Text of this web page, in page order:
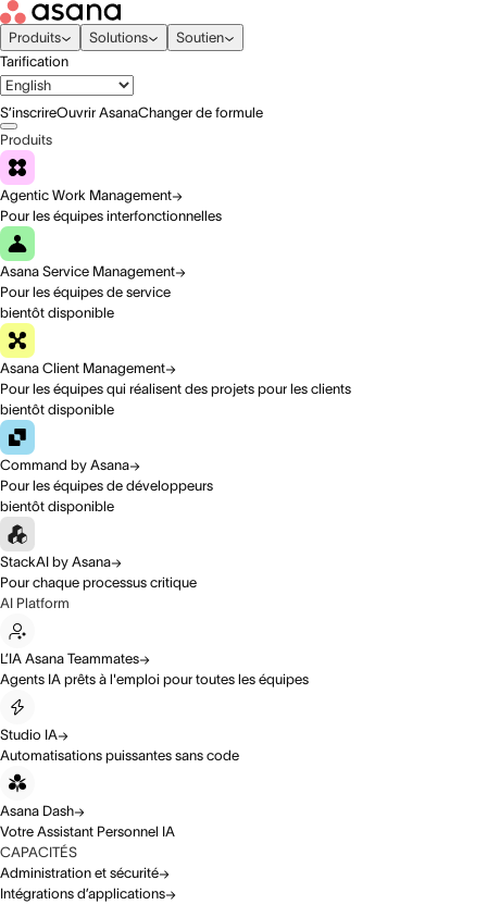
Produits Solutions
Soutien
Tarification
S’inscrireOuvrir AsanaChanger de formule
Produits
Agentic Work Management
Pour les équipes interfonctionnelles
Asana Service Management
Pour les équipes de service
bientôt disponible
Asana Client Management
Pour les équipes qui réalisent des projets pour les clients
bientôt disponible
Command by Asana
Pour les équipes de développeurs
bientôt disponible
StackAI by Asana
Pour chaque processus critique
AI Platform
L’IA Asana Teammates
Agents IA prêts à l'emploi pour toutes les équipes
Studio IA
Automatisations puissantes sans code
Asana Dash
Votre Assistant Personnel IA
CAPACITÉS
Administration et sécurité
Intégrations d’applications